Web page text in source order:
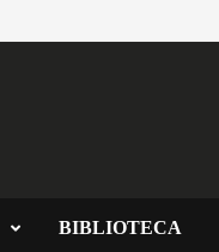
BIBLIOTECA